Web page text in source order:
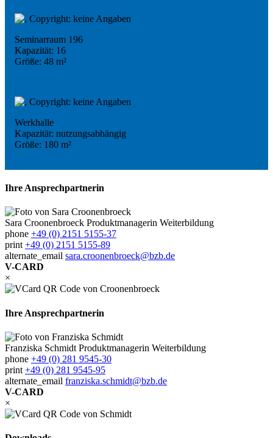
Seminarraum 196
Kapazität: 16
Größe: 48 m²
Werkhalle
Kapazität: nutzungsabhängig
Größe: 180 m²
Ihre Ansprechpartnerin
Sara Croonenbroeck Produktmanagerin Weiterbildung
phone +49 (0) 2151 5155-37
print +49 (0) 2151 5155-89
alternate_email sara.croonenbroeck@bzb.de
V-CARD
×
Ihre Ansprechpartnerin
Franziska Schmidt Produktmanagerin Weiterbildung
phone +49 (0) 281 9545-30
print +49 (0) 281 9545-95
alternate_email franziska.schmidt@bzb.de
V-CARD
×